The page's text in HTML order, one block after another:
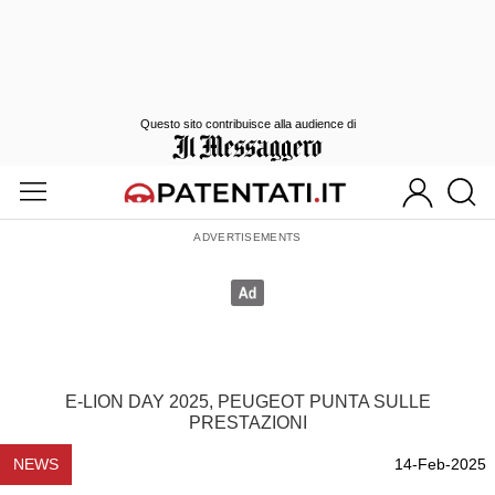
E-LION DAY 2025, PEUGEOT PUNTA SULLE
PRESTAZIONI
NEWS 14-Feb-2025
Questo sito contribuisce alla audience di